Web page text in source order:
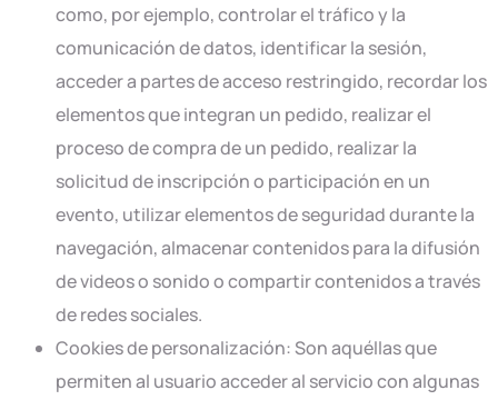
como, por ejemplo, controlar el tráfico y la
comunicación de datos, identificar la sesión,
acceder a partes de acceso restringido, recordar los
elementos que integran un pedido, realizar el
proceso de compra de un pedido, realizar la
solicitud de inscripción o participación en un
evento, utilizar elementos de seguridad durante la
navegación, almacenar contenidos para la difusión
de videos o sonido o compartir contenidos a través
de redes sociales.
Cookies de personalización: Son aquéllas que
permiten al usuario acceder al servicio con algunas